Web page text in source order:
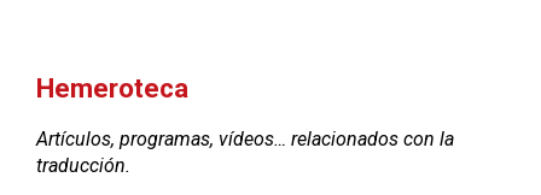
Hemeroteca
Artículos, programas, vídeos… relacionados con la
traducción.